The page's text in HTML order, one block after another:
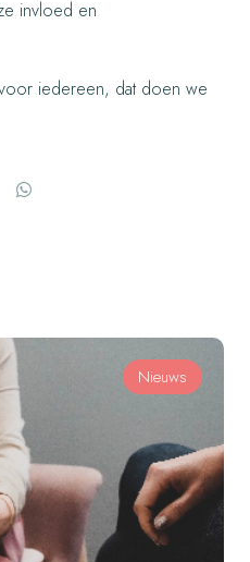
invloed en
iedereen, dat doen we
Nieuws